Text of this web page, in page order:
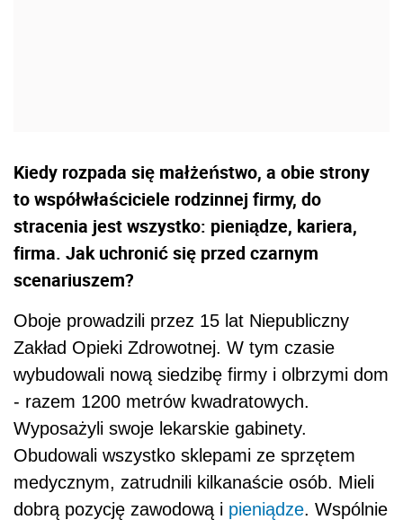
Kiedy rozpada się małżeństwo, a obie strony
to współwłaściciele rodzinnej firmy, do
stracenia jest wszystko: pieniądze, kariera,
firma. Jak uchronić się przed czarnym
scenariuszem?
Oboje prowadzili przez 15 lat Niepubliczny
Zakład Opieki Zdrowotnej. W tym czasie
wybudowali nową siedzibę firmy i olbrzymi dom
- razem 1200 metrów kwadratowych.
Wyposażyli swoje lekarskie gabinety.
Obudowali wszystko sklepami ze sprzętem
medycznym, zatrudnili kilkanaście osób. Mieli
dobrą pozycję zawodową i pieniądze. Wspólnie